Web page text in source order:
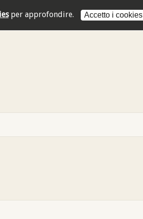
per approfondire. Accetto i cookies